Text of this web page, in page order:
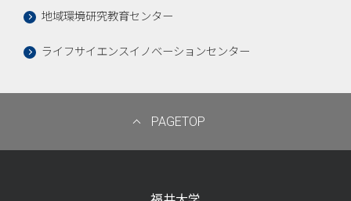
地域環境研究教育センター
ライフサイエンスイノベーションセンター
PAGETOP